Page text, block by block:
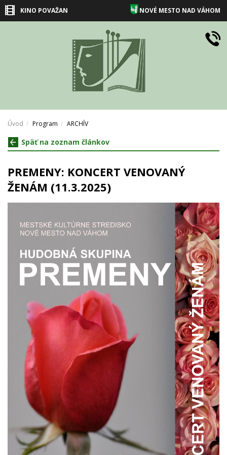
KINO POVAŽAN NOVÉ MESTO NAD VÁHOM
Úvod Program ARCHÍV
Späť na zoznam článkov
PREMENY: KONCERT VENOVANÝ
ŽENÁM (11.3.2025)